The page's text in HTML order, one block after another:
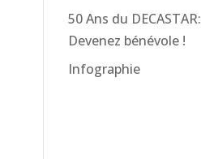
50 Ans du DECASTAR:
Devenez bénévole !
Infographie